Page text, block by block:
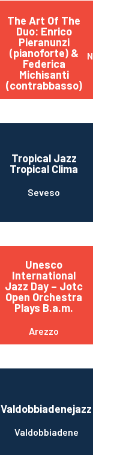
The Art Of The
Duo: Enrico
Pieranunzi
(pianoforte) &
Federica
Michisanti
(contrabbasso)
Napoli
Tropical Jazz
Tropical Clima
Seveso
Unesco
International
Jazz Day – Jotc
Open Orchestra
Plays B.a.m.
Arezzo
Valdobbiadenejazz
Valdobbiadene